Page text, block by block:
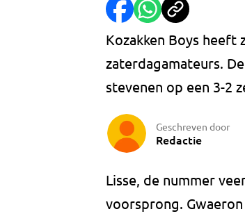
Kozakken Boys
zaterdagamateurs.
stevenen op een 3-2
Geschreven door
Redactie
Lisse, de nummer
voorsprong.